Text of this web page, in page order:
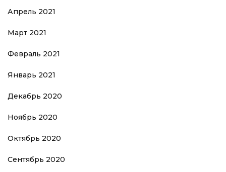
Апрель 2021
Март 2021
Февраль 2021
Январь 2021
Декабрь 2020
Ноябрь 2020
Октябрь 2020
Сентябрь 2020